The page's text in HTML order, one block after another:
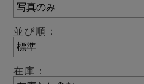
並び順：
在庫：